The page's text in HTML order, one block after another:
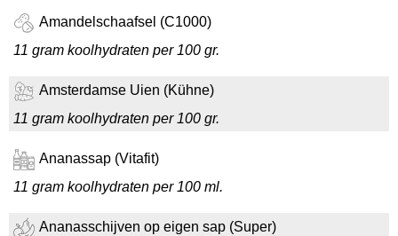
Amandelschaafsel (C1000)
11 gram koolhydraten per 100 gr.
Amsterdamse Uien (Kühne)
11 gram koolhydraten per 100 gr.
Ananassap (Vitafit)
11 gram koolhydraten per 100 ml.
Ananasschijven op eigen sap (Super)